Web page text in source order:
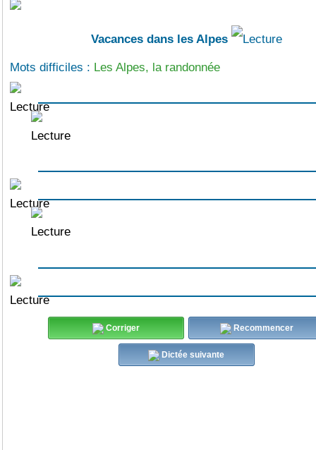
Vacances dans les Alpes
Mots difficiles : Les Alpes, la randonnée
Corriger Recommencer
Dictée suivante